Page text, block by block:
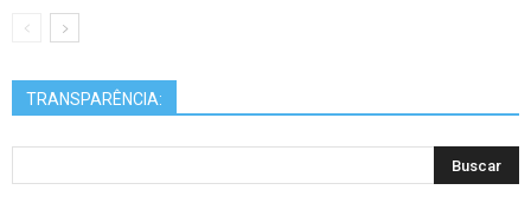
TRANSPARÊNCIA: